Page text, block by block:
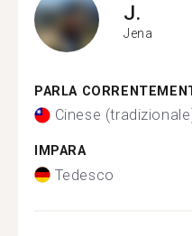
J.
Jena
PARLA
Cinese
IMPARA
Tedesco